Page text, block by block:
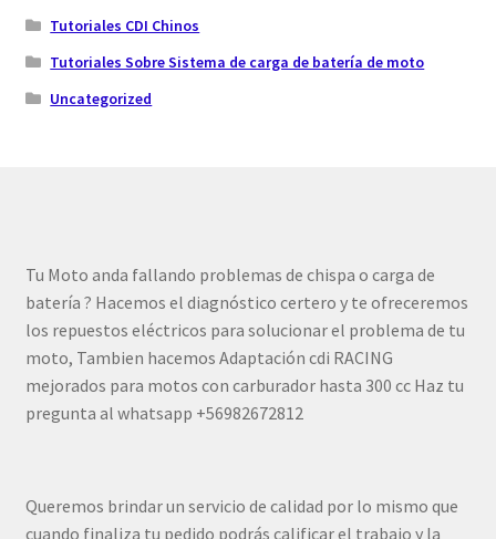
Tutoriales CDI Chinos
Tutoriales Sobre Sistema de carga de batería de moto
Uncategorized
Tu Moto anda fallando problemas de chispa o carga de
batería ? Hacemos el diagnóstico certero y te ofreceremos
los repuestos eléctricos para solucionar el problema de tu
moto, Tambien hacemos Adaptación cdi RACING
mejorados para motos con carburador hasta 300 cc Haz tu
pregunta al whatsapp +56982672812
Queremos brindar un servicio de calidad por lo mismo que
cuando finaliza tu pedido podrás calificar el trabajo y la